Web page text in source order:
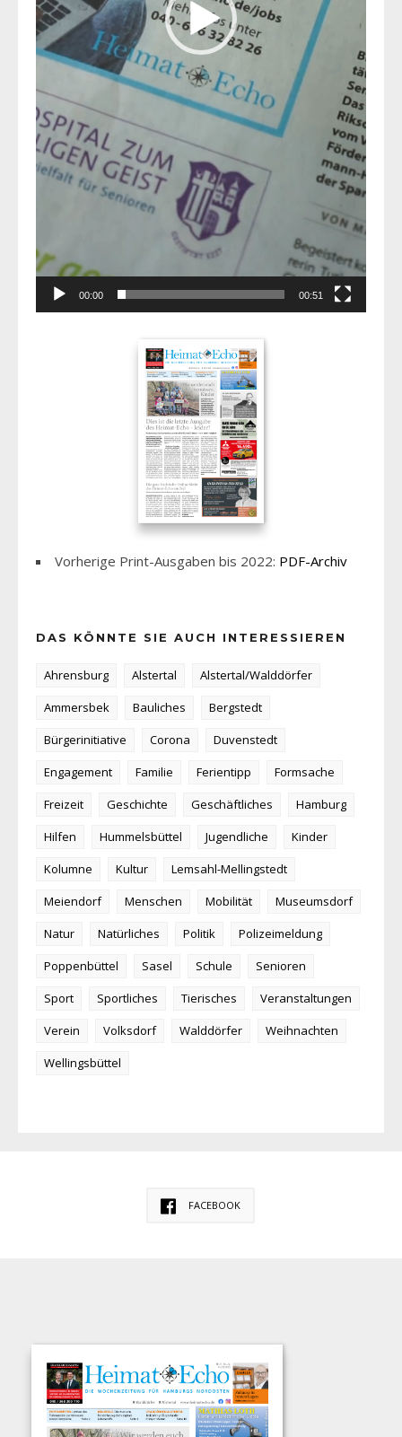
00:00 00:51
Vorherige Print-Ausgaben bis 2022: PDF-Archiv
DAS KÖNNTE SIE AUCH INTERESSIEREN
Ahrensburg Alstertal
Alstertal/Walddörfer
Ammersbek
Bauliches
Bergstedt
Bürgerinitiative
Corona
Duvenstedt
Engagement
Familie Ferientipp
Formsache
Freizeit
Geschichte Geschäftliches
Hamburg
Hilfen
Hummelsbüttel Jugendliche
Kinder
Kolumne
Kultur
Lemsahl-Mellingstedt
Meiendorf
Menschen Mobilität
Museumsdorf
Natur
Natürliches Politik
Polizeimeldung
Poppenbüttel
Sasel Schule
Senioren
Sport
Sportliches Tierisches
Veranstaltungen
Verein
Volksdorf Walddörfer
Weihnachten
Wellingsbüttel
FACEBOOK